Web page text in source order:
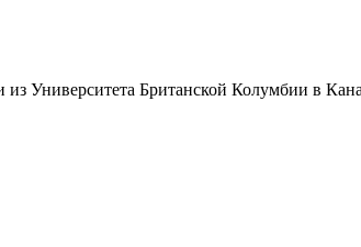
из Университета Британской Колумбии в